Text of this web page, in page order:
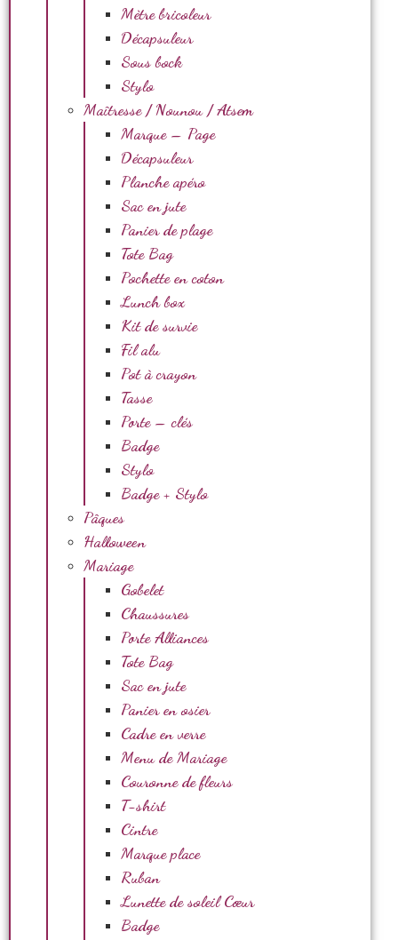
Mètre bricoleur
Décapsuleur
Sous bock
Stylo
Maîtresse / Nounou / Atsem
Marque – Page
Décapsuleur
Planche apéro
Sac en jute
Panier de plage
Tote Bag
Pochette en coton
Lunch box
Kit de survie
Fil alu
Pot à crayon
Tasse
Porte – clés
Badge
Stylo
Badge + Stylo
Pâques
Halloween
Mariage
Gobelet
Chaussures
Porte Alliances
Tote Bag
Sac en jute
Panier en osier
Cadre en verre
Menu de Mariage
Couronne de fleurs
T-shirt
Cintre
Marque place
Ruban
Lunette de soleil Cœur
Badge